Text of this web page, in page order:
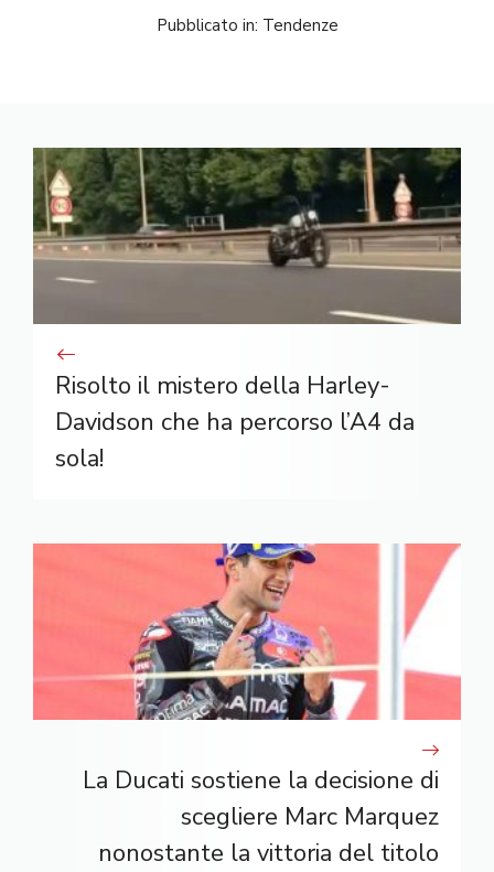
Pubblicato in: Tendenze
Risolto il mistero della Harley-
Davidson che ha percorso l’A4 da
sola!
La Ducati sostiene la decisione di
scegliere Marc Marquez
nonostante la vittoria del titolo